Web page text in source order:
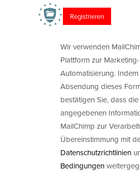
Wir verwenden
Plattform zur Marketing-
Automatisierung.
Absendung dieses
bestätigen Sie, dass
angegebenen
MailChimp zur
Übereinstimmung mit
Datenschutzrichtlinien
Bedingungen